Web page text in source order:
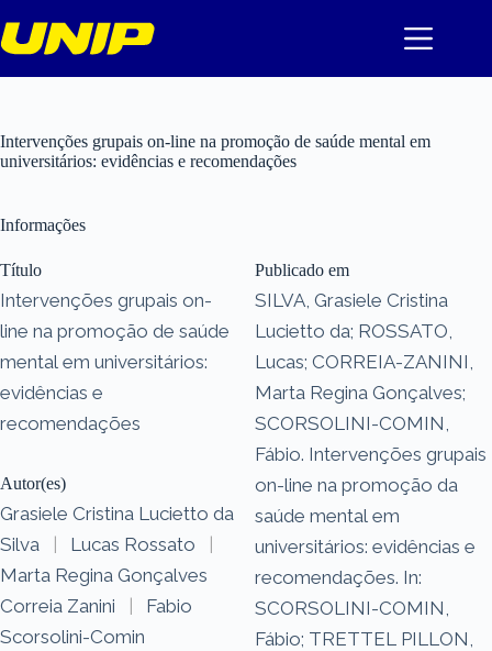
para
o
Intervenções grupais on-line na promoção de saúde mental em
universitários: evidências e recomendações
Informações
Título
Intervenções grupais on-
line na promoção de saúde
mental em universitários:
evidências e
recomendações
Autor(es)
Grasiele Cristina Lucietto da
Silva
| Lucas Rossato
|
Marta Regina Gonçalves
Correia Zanini
|
Fabio
Scorsolini-Comin
Publicado em
SILVA, Grasiele Cristina
Lucietto da; ROSSATO,
Lucas; CORREIA-ZANINI,
Marta Regina Gonçalves;
SCORSOLINI-COMIN,
Fábio. Intervenções grupais
on-line na promoção da
saúde mental em
universitários: evidências e
recomendações. In:
SCORSOLINI-COMIN,
Fábio; TRETTEL PILLON,